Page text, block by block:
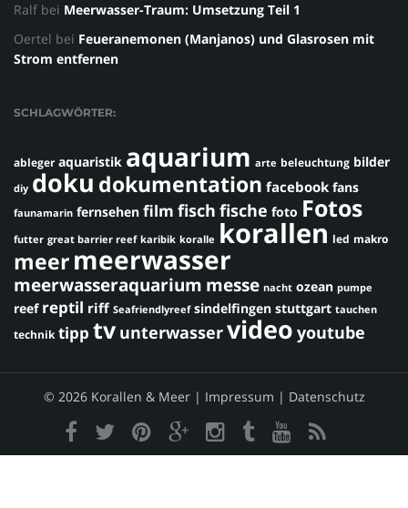
Ralf bei Meerwasser-Traum: Umsetzung Teil 1
Oertel bei Feueranemonen (Manjanos) und Glasrosen mit
Strom entfernen
SCHLAGWÖRTER:
ableger aquaristik aquarium arte beleuchtung bilder
diy doku dokumentation facebook fans
faunamarin fernsehen film fisch fische foto Fotos
futter great barrier reef karibik koralle korallen led makro
meermeerwasser
meerwasseraquarium messe nacht ozean pumpe
reef reptil riff Seafriendlyreef sindelfingen stuttgart tauchen
technik tipp tv unterwasservideo youtube
© 2026 Korallen & Meer | Impressum | Datenschutz